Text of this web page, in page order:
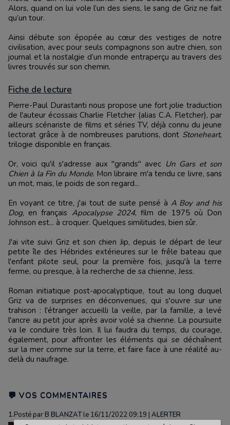
Alors, quand on lui vole l’un des siens, le sang de Griz ne fait
qu’un tour.
Ainsi débute son épopée au cœur des vestiges de notre
civilisation, avec pour seuls compagnons son autre chien, son
journal et la nostalgie d’un monde entraperçu au travers des
livres trouvés sur son chemin.
Fiche de lecture
Pierre-Paul Durastanti nous propose une fort jolie traduction
de l'auteur écossais Charlie Fletcher (alias C.A. Fletcher), par
ailleurs scénariste de films et séries TV, déjà connu du jeune
lectorat grâce à de nombreuses parutions, dont Stoneheart,
trilogie disponible en français.
Or, voici qu'il s'adresse aux "grands" avec Un Gars et son
Chien à la Fin du Monde. Mon libraire m'a tendu ce livre, sans
un mot, mais, le poids de son regard...
En voyant ce titre, j'ai tout de suite pensé à A Boy and his
Dog, en français Apocalypse 2024, film de 1975 où Don
Johnson est... à croquer. Quelques similitudes, bien sûr.
J'ai vite suivi Griz et son chien Jip, depuis le départ de leur
petite île des Hébrides extérieures sur le frêle bateau que
l'enfant pilote seul, pour la première fois, jusqu'à la terre
ferme, ou presque, à la recherche de sa chienne, Jess.
Roman initiatique post-apocalyptique, tout au long duquel
Griz va de surprises en déconvenues, qui s'ouvre sur une
trahison : l'étranger accueilli la veille, par la famille, a levé
l'ancre au petit jour après avoir volé sa chienne. La poursuite
va le conduire très loin. Il lui faudra du temps, du courage,
également, pour affronter les éléments qui se déchaînent
sur la mer comme sur la terre, et faire face à une réalité au-
delà du naufrage.
💬 VOS COMMENTAIRES
1.Posté parB BLANZATle 16/11/2022 09:19 | ALERTER